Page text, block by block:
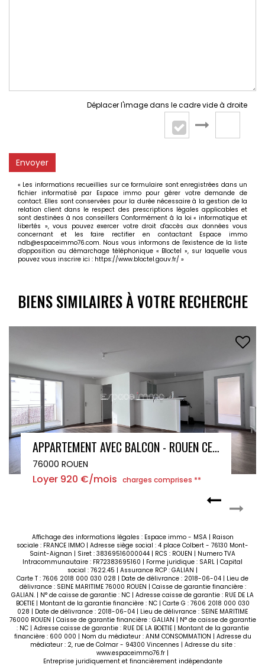
Déplacer l'image dans le cadre vide à droite
Envoyer
« Les informations recueillies sur ce formulaire sont enregistrées dans un
fichier informatisé par Espace immo pour gérer votre demande de
contact. Elles sont conservées pour la durée nécessaire à la gestion de la
relation client dans le respect des prescriptions légales applicables et
sont destinées à nos conseillers Conformément à la loi « informatique et
libertés », vous pouvez exercer votre droit d'accès aux données vous
concernant et les faire rectifier en contactant Espace immo
ndb@espaceimmo76.com. Nous vous informons de l'existence de la liste
d'opposition au démarchage téléphonique « Bloctel », sur laquelle vous
pouvez vous inscrire ici : https://www.bloctel.gouv.fr/ »
BIENS SIMILAIRES À VOTRE RECHERCHE
APPARTEMENT AVEC BALCON - ROUEN CENTRE - 72.75 m²
76960 NOTRE DAME DE BONDEVILLE
Loyer 615 €/mois charges comprises **
Affichage des informations légales : Espace immo - MSA | Raison
sociale : FRANCE IMMO | Adresse siège social : 4 place Colbert - 76130 Mont-
Saint-Aignan | Siret : 38369516000044 | RCS : ROUEN | Numero TVA
Intracommunautaire : FR72383695160 | Forme juridique : SARL | Capital
social : 7622.45 | Assurance RCP : GALIAN |
Carte T : 7606 2018 000 030 028 | Date de délivrance : 2018-06-04 | Lieu de
délivrance : SEINE MARITIME 76000 ROUEN | Caisse de garantie financière :
GALIAN. | N° de caisse de garantie : NC | Adresse caisse de garantie : RUE DE LA
BOETIE | Montant de la garantie financière : NC | Carte G : 7606 2018 000 030
028 | Date de délivrance : 2018-06-04 | Lieu de délivrance : SEINE MARITIME
76000 ROUEN | Caisse de garantie financière : GALIAN | N° de caisse de garantie
: NC | Adresse caisse de garantie : RUE DE LA BOETIE | Montant de la garantie
financière : 600 000 | Nom du médiateur : ANM CONSOMMATION | Adresse du
médiateur : 2, rue de Colmar - 94300 Vincennes | Adresse du site :
www.espaceimmo76.fr |
Entreprise juridiquement et financièrement indépendante